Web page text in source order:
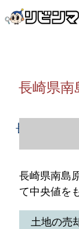
長崎県
長崎県南島
長崎県南島
て中央値を
土地の売